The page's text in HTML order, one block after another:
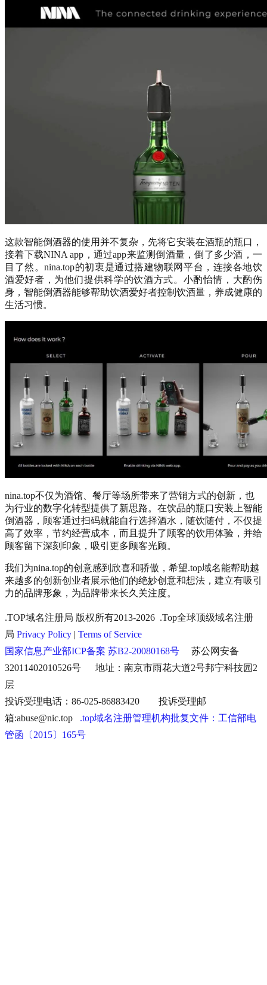
这款智能倒酒器的使用并不复杂，先将它安装在酒瓶的瓶口，
接着下载NINA app，通过app来监测倒酒量，倒了多少酒，一
目了然。nina.top的初衷是通过搭建物联网平台，连接各地饮
酒爱好者，为他们提供科学的饮酒方式。小酌怡情，大酌伤
身，智能倒酒器能够帮助饮酒爱好者控制饮酒量，养成健康的
生活习惯。
nina.top不仅为酒馆、餐厅等场所带来了营销方式的创新，也
为行业的数字化转型提供了新思路。在饮品的瓶口安装上智能
倒酒器，顾客通过扫码就能自行选择酒水，随饮随付，不仅提
高了效率，节约经营成本，而且提升了顾客的饮用体验，并给
顾客留下深刻印象，吸引更多顾客光顾。
我们为nina.top的创意感到欣喜和骄傲，希望.top域名能帮助越
来越多的创新创业者展示他们的绝妙创意和想法，建立有吸引
力的品牌形象，为品牌带来长久关注度。
.TOP域名注册局 版权所有2013-2026 .Top全球顶级域名注册
局 Privacy Policy | Terms of Service
国家信息产业部ICP备案 苏B2-20080168号 苏公网安备
32011402010526号 地址：南京市雨花大道2号邦宁科技园2
层
投诉受理电话：86-025-86883420 投诉受理邮
箱:abuse@nic.top .top域名注册管理机构批复文件：工信部电
管函〔2015〕165号